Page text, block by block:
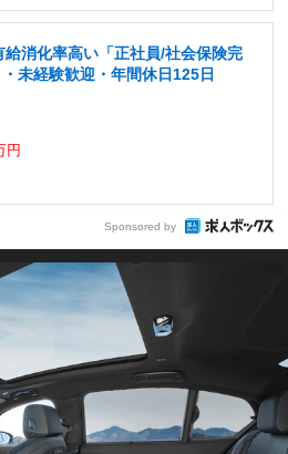
消化率高い「正社員/社会保険完
未経験歓迎・年間休日125日
円
Sponsored by